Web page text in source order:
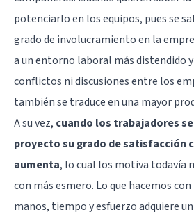
potenciarlo en los equipos, pues se
grado de involucramiento en la
a un entorno laboral más distendido
conflictos ni discusiones entre los
también se traduce en una mayor
A su vez, cuando los trabajadores
proyecto su grado de satisfacción
aumenta, lo cual los motiva todavía
con más esmero. Lo que hacemos
manos, tiempo y esfuerzo adquiere